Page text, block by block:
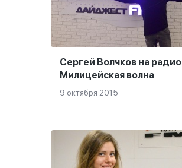
Сергей Волчков на радио
Милицейская волна
9 октября 2015